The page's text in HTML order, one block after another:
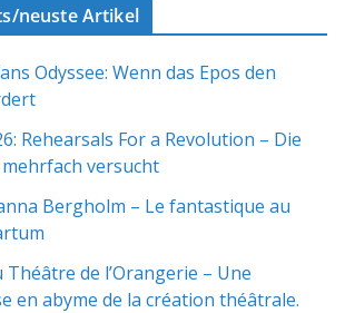
neuste Artikel
Odyssee: Wenn das Epos den
Rehearsals For a Revolution – Die
versucht
Bergholm – Le fantastique au
Théâtre de l’Orangerie – Une
en abyme de la création théâtrale.